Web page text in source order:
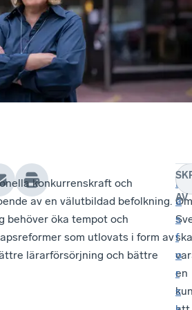
konkurrenskraft och
av en välutbildad befolkning.
behöver öka tempot och
som utlovats i form av
lärarförsörjning och bättre
–
Om
ska
en
L
ä
s
f
o
r
s
AV